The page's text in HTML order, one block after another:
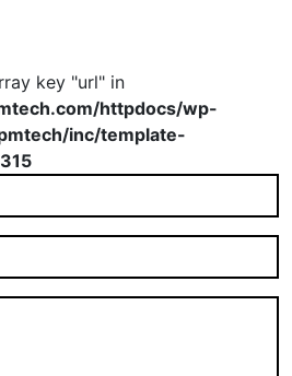
key "url" in
httpdocs/wp-
inc/template-
315